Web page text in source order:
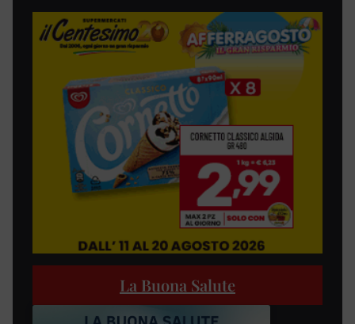
La Buona Salute